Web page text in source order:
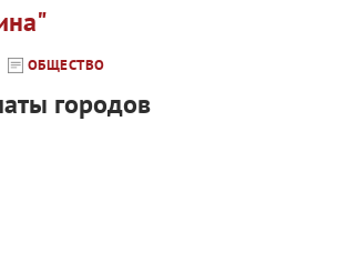
ОБЩЕСТВО
городов